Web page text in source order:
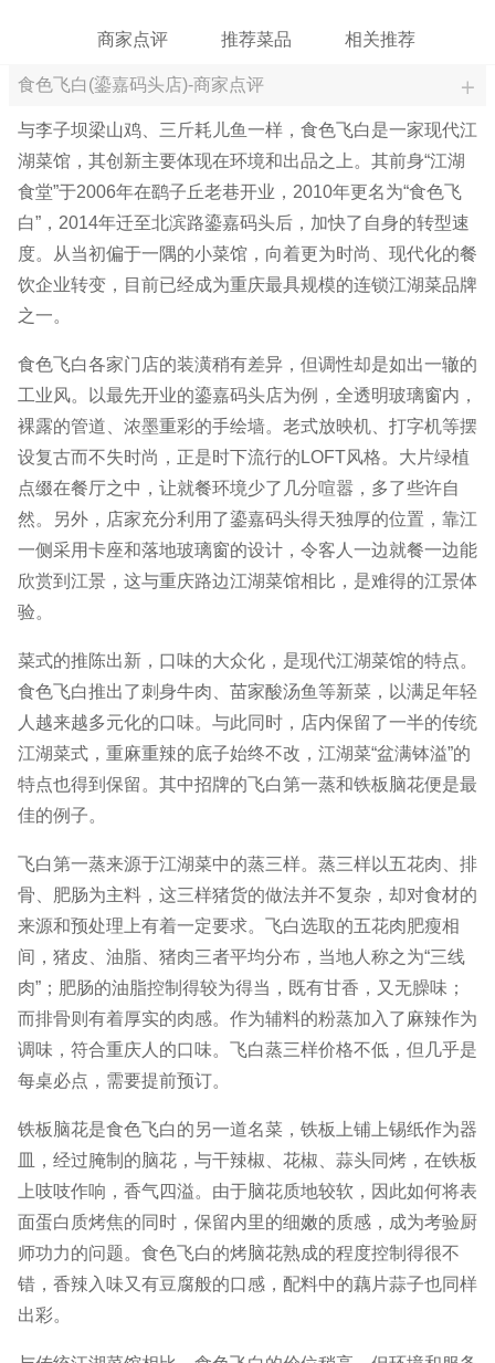
商家点评 推荐菜品 相关推荐
食色飞白(鎏嘉码头店)-商家点评
与李子坝梁山鸡、三斤耗儿鱼一样，食色飞白是一家现代江
湖菜馆，其创新主要体现在环境和出品之上。其前身“江湖
食堂”于2006年在鹞子丘老巷开业，2010年更名为“食色飞
白”，2014年迁至北滨路鎏嘉码头后，加快了自身的转型速
度。从当初偏于一隅的小菜馆，向着更为时尚、现代化的餐
饮企业转变，目前已经成为重庆最具规模的连锁江湖菜品牌
之一。
食色飞白各家门店的装潢稍有差异，但调性却是如出一辙的
工业风。以最先开业的鎏嘉码头店为例，全透明玻璃窗内，
裸露的管道、浓墨重彩的手绘墙。老式放映机、打字机等摆
设复古而不失时尚，正是时下流行的LOFT风格。大片绿植
点缀在餐厅之中，让就餐环境少了几分喧嚣，多了些许自
然。另外，店家充分利用了鎏嘉码头得天独厚的位置，靠江
一侧采用卡座和落地玻璃窗的设计，令客人一边就餐一边能
欣赏到江景，这与重庆路边江湖菜馆相比，是难得的江景体
验。
菜式的推陈出新，口味的大众化，是现代江湖菜馆的特点。
食色飞白推出了刺身牛肉、苗家酸汤鱼等新菜，以满足年轻
人越来越多元化的口味。与此同时，店内保留了一半的传统
江湖菜式，重麻重辣的底子始终不改，江湖菜“盆满钵溢”的
特点也得到保留。其中招牌的飞白第一蒸和铁板脑花便是最
佳的例子。
飞白第一蒸来源于江湖菜中的蒸三样。蒸三样以五花肉、排
骨、肥肠为主料，这三样猪货的做法并不复杂，却对食材的
来源和预处理上有着一定要求。飞白选取的五花肉肥瘦相
间，猪皮、油脂、猪肉三者平均分布，当地人称之为“三线
肉”；肥肠的油脂控制得较为得当，既有甘香，又无臊味；
而排骨则有着厚实的肉感。作为辅料的粉蒸加入了麻辣作为
调味，符合重庆人的口味。飞白蒸三样价格不低，但几乎是
每桌必点，需要提前预订。
铁板脑花是食色飞白的另一道名菜，铁板上铺上锡纸作为器
皿，经过腌制的脑花，与干辣椒、花椒、蒜头同烤，在铁板
上吱吱作响，香气四溢。由于脑花质地较软，因此如何将表
面蛋白质烤焦的同时，保留内里的细嫩的质感，成为考验厨
师功力的问题。食色飞白的烤脑花熟成的程度控制得很不
错，香辣入味又有豆腐般的口感，配料中的藕片蒜子也同样
出彩。